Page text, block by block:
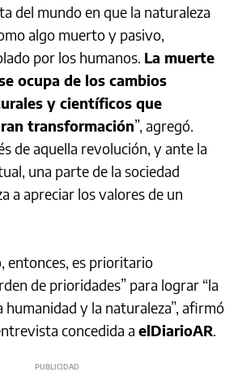
del mundo en que la naturaleza
algo muerto y pasivo,
por los humanos. La muerte
ocupa de los cambios
y científicos que
transformación”, agregó.
de aquella revolución, y ante la
una parte de la sociedad
a apreciar los valores de un
entonces, es prioritario
de prioridades” para lograr “la
humanidad y la naturaleza”, afirmó
concedida a elDiarioAR.